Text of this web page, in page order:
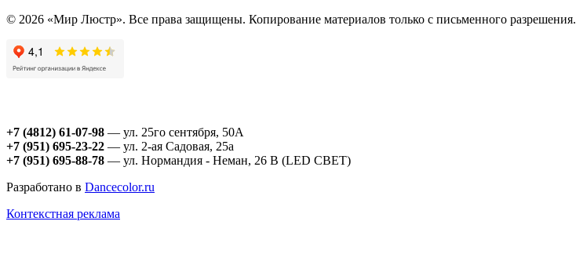
© 2026 «Мир Люстр». Все права защищены. Копирование материалов только с письменного разрешения.
+7 (4812) 61-07-98 — ул. 25го сентября, 50А
+7 (951) 695-23-22 — ул. 2-ая Садовая, 25а
+7 (951) 695-88-78 — ул. Нормандия - Неман, 26 В (LED СВЕТ)
Разработано в Dancecolor.ru
Контекстная реклама